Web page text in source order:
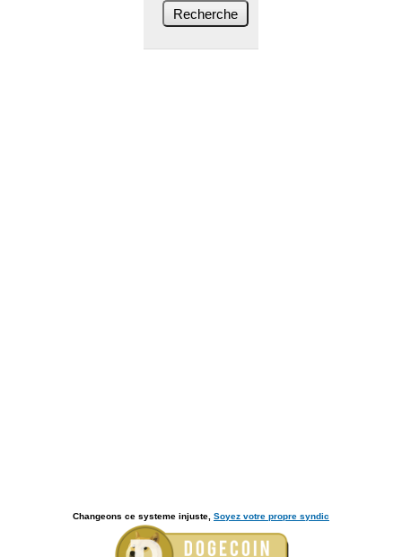
Changeons ce systeme injuste, Soyez votre propre syndic